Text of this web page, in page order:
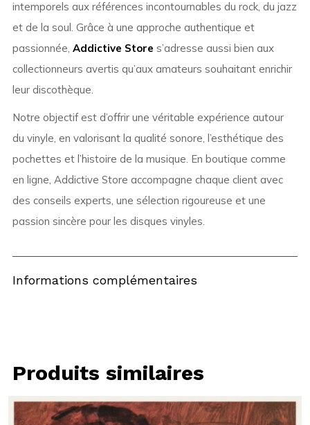
intemporels aux références incontournables du rock, du jazz
et de la soul. Grâce à une approche authentique et
passionnée, Addictive Store s’adresse aussi bien aux
collectionneurs avertis qu’aux amateurs souhaitant enrichir
leur discothèque.
Notre objectif est d’offrir une véritable expérience autour
du vinyle, en valorisant la qualité sonore, l’esthétique des
pochettes et l’histoire de la musique. En boutique comme
en ligne, Addictive Store accompagne chaque client avec
des conseils experts, une sélection rigoureuse et une
passion sincère pour les disques vinyles.
Informations complémentaires
Produits similaires